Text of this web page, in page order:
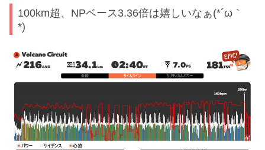
100km超、NPベース3.36倍は嬉しいなぁ(*´ω｀
*)